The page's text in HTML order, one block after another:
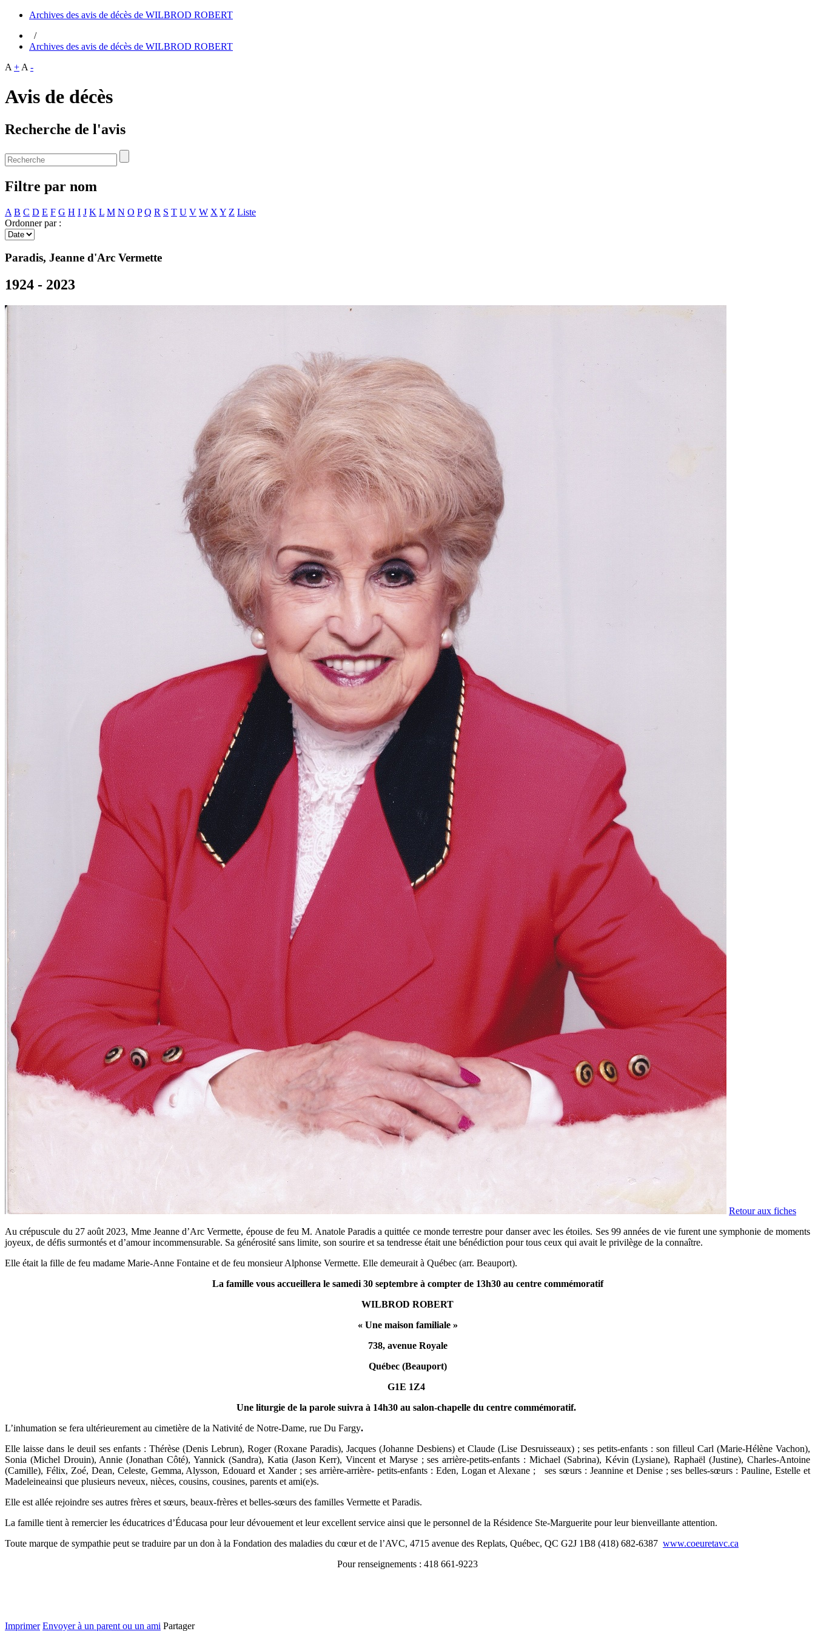
Archives des avis de décès de WILBROD ROBERT
/
Archives des avis de décès de WILBROD ROBERT
A + A -
Avis de décès
Recherche de l'avis
Filtre par nom
A B C D E F G H I J K L M N O P Q R S T U V W X Y Z Liste
Ordonner par :
Paradis, Jeanne d'Arc Vermette
1924 - 2023
Retour aux fiches
Au crépuscule du 27 août 2023, Mme Jeanne d’Arc Vermette, épouse de feu M. Anatole Paradis a quittée ce monde terrestre pour danser avec les étoiles. Ses 99 années de vie furent une symphonie de moments
joyeux, de défis surmontés et d’amour incommensurable. Sa générosité sans limite, son sourire et sa tendresse était une bénédiction pour tous ceux qui avait le privilège de la connaître.
Elle était la fille de feu madame Marie-Anne Fontaine et de feu monsieur Alphonse Vermette. Elle demeurait à Québec (arr. Beauport).
La famille vous accueillera le samedi 30 septembre à compter de 13h30 au centre commémoratif
WILBROD ROBERT
« Une maison familiale »
738, avenue Royale
Québec (Beauport)
G1E 1Z4
Une liturgie de la parole suivra à 14h30 au salon-chapelle du centre commémoratif.
L’inhumation se fera ultérieurement au cimetière de la Nativité de Notre-Dame, rue Du Fargy.
Elle laisse dans le deuil ses enfants : Thérèse (Denis Lebrun), Roger (Roxane Paradis), Jacques (Johanne Desbiens) et Claude (Lise Desruisseaux) ; ses petits-enfants : son filleul Carl (Marie-Hélène Vachon),
Sonia (Michel Drouin), Annie (Jonathan Côté), Yannick (Sandra), Katia (Jason Kerr), Vincent et Maryse ; ses arrière-petits-enfants : Michael (Sabrina), Kévin (Lysiane), Raphaël (Justine), Charles-Antoine
(Camille), Félix, Zoé, Dean, Celeste, Gemma, Alysson, Edouard et Xander ; ses arrière-arrière- petits-enfants : Eden, Logan et Alexane ; ses sœurs : Jeannine et Denise ; ses belles-sœurs : Pauline, Estelle et
Madeleineainsi que plusieurs neveux, nièces, cousins, cousines, parents et ami(e)s.
Elle est allée rejoindre ses autres frères et sœurs, beaux-frères et belles-sœurs des familles Vermette et Paradis.
La famille tient à remercier les éducatrices d’Éducasa pour leur dévouement et leur excellent service ainsi que le personnel de la Résidence Ste-Marguerite pour leur bienveillante attention.
Toute marque de sympathie peut se traduire par un don à la Fondation des maladies du cœur et de l’AVC, 4715 avenue des Replats, Québec, QC G2J 1B8 (418) 682-6387 www.coeuretavc.ca
Pour renseignements : 418 661-9223
Imprimer Envoyer à un parent ou un ami Partager